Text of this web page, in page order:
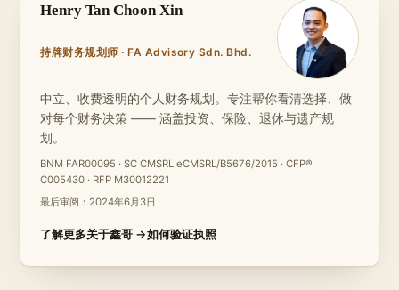
Henry Tan Choon Xin
持牌财务规划师 · FA Advisory Sdn. Bhd.
中立、收费透明的个人财务规划。专注帮你看清选择、做
对每个财务决策 —— 涵盖投资、保险、退休与遗产规
划。
BNM FAR00095 · SC CMSRL eCMSRL/B5676/2015 · CFP®
C005430 · RFP M30012221
最后审阅： 2024年6月3日
了解更多关于鑫哥 →如何验证执照